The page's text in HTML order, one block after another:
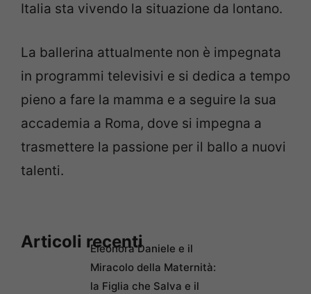
Italia sta vivendo la situazione da lontano.
La ballerina attualmente non è impegnata
in programmi televisivi e si dedica a tempo
pieno a fare la mamma e a seguire la sua
accademia a Roma, dove si impegna a
trasmettere la passione per il ballo a nuovi
talenti.
Articoli recentiEleonora Daniele e il
Miracolo della Maternità:
la Figlia che Salva e il